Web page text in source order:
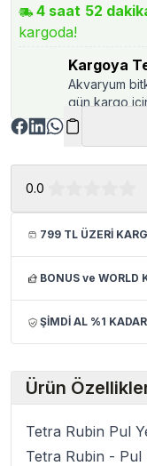
4 saat 52
kargoda!
Kargoya
Akvaryum
gün kargo
0.0
799 TL ÜZERİ
BONUS ve WORLD
ŞİMDİ AL %1
Ürün
Tetra Rubin Pul
Tetra Rubin - Pul